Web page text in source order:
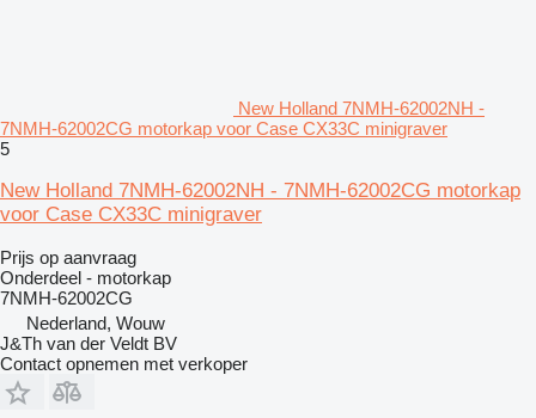
New Holland 7NMH-62002NH -
7NMH-62002CG motorkap voor Case CX33C minigraver
5
New Holland 7NMH-62002NH - 7NMH-62002CG motorkap
voor Case CX33C minigraver
Prijs op aanvraag
Onderdeel - motorkap
7NMH-62002CG
Nederland, Wouw
J&Th van der Veldt BV
Contact opnemen met verkoper